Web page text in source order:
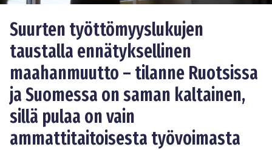
Suurten työttömyyslukujen
taustalla ennätyksellinen
maahanmuutto – tilanne Ruotsissa
ja Suomessa on saman kaltainen,
sillä pulaa on vain
ammattitaitoisesta työvoimasta